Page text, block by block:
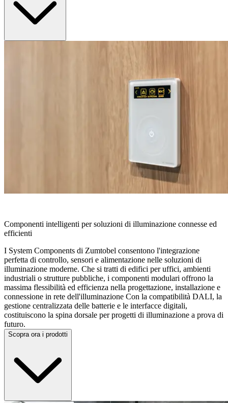
Componenti intelligenti per soluzioni di illuminazione connesse ed
efficienti
I System Components di Zumtobel consentono l'integrazione
perfetta di controllo, sensori e alimentazione nelle soluzioni di
illuminazione moderne. Che si tratti di edifici per uffici, ambienti
industriali o strutture pubbliche, i componenti modulari offrono la
massima flessibilità ed efficienza nella progettazione, installazione e
connessione in rete dell'illuminazione Con la compatibilità DALI, la
gestione centralizzata delle batterie e le interfacce digitali,
costituiscono la spina dorsale per progetti di illuminazione a prova di
futuro.
Scopra ora i prodotti